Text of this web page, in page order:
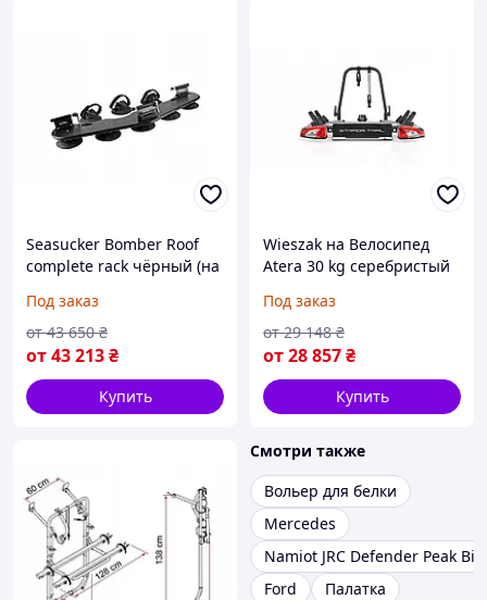
Seasucker Bomber Roof
complete rack чёрный (на
Под заказ
от43 213₴
от 43 650 ₴
Купить
Wieszak на Велосипед
Atera 30 kg серебристый
Под заказ
от28 857₴
от 29 148 ₴
Купить
Смотри также
Вольер для белки
Mercedes
Namiot JRC Defender Peak
Ford
Палатка